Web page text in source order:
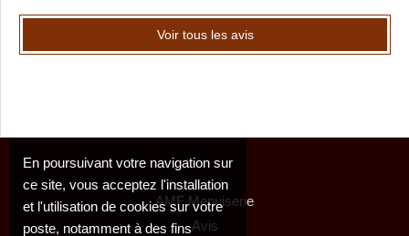
Voir tous les avis
AMF Menuiserie
Avis
En poursuivant votre navigation sur
ce site, vous acceptez l'installation
et l'utilisation de cookies sur votre
poste, notamment à des fins